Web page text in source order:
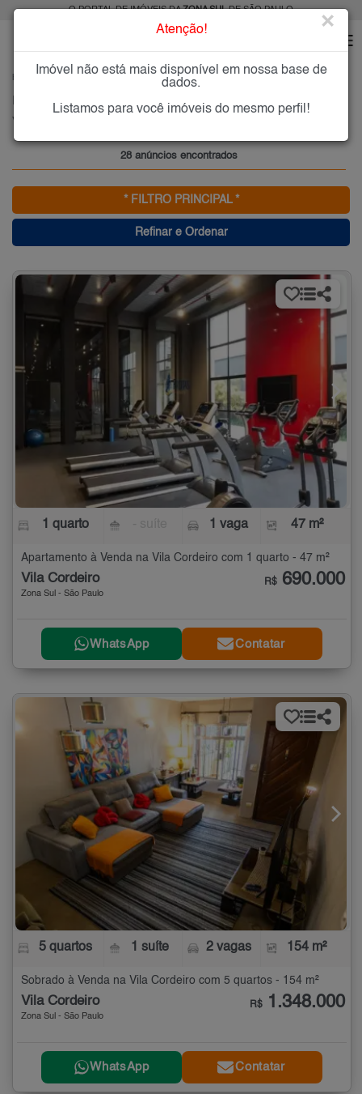
O PORTAL DE IMÓVEIS DAZONA SULDE SÃO PAULO
VILA CORDEIRO
Imóveis à Venda na Vila Cordeiro, Zona Sul de São Paulo
Vila Cordeiro, Zona Sul
28 anúncios encontrados
* FILTRO PRINCIPAL *
Refinar e Ordenar
1 quarto 1 vaga 47 m²
Apartamento à Venda na Vila Cordeiro com 1 quarto - 47 m²
Vila Cordeiro
Zona Sul - São Paulo
R$ 690.000
WhatsApp Contatar
5 quartos 1 suíte 2 vagas 154 m²
Sobrado à Venda na Vila Cordeiro com 5 quartos - 154 m²
Vila Cordeiro
Zona Sul - São Paulo
R$ 1.348.000
WhatsApp Contatar
Atenção! ×
Imóvel não está mais disponível em nossa base de
dados.
Listamos para você imóveis do mesmo perfil!